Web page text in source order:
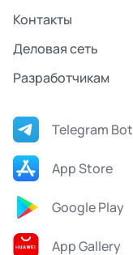
Контакты
Деловая сеть
Разработчикам
Telegram Bot
App Store
Google Play
App Gallery